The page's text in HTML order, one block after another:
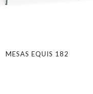
MESAS EQUIS 182